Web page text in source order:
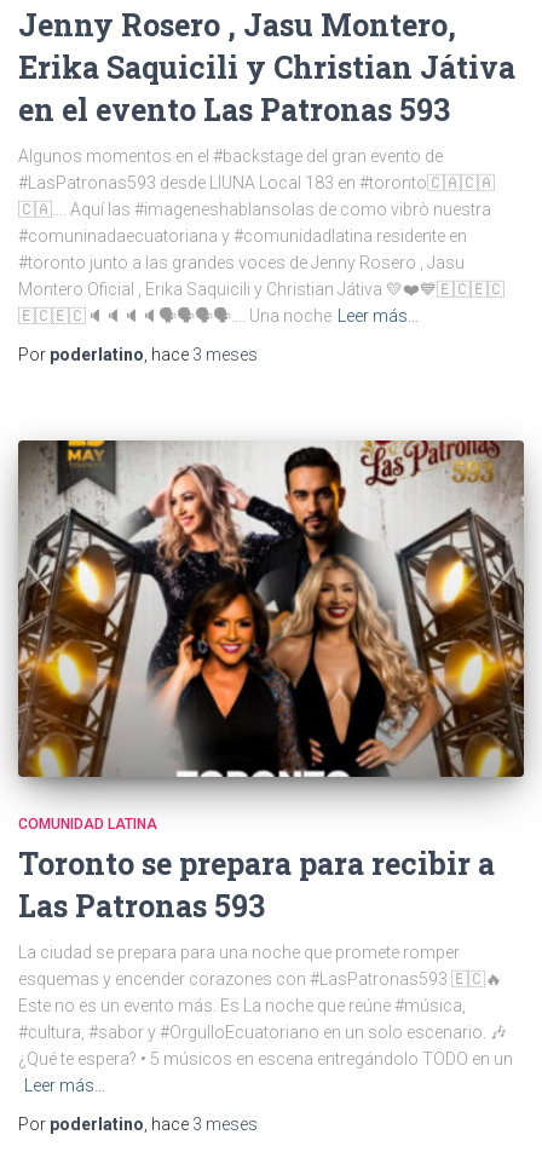
Jenny Rosero , Jasu Montero,
Erika Saquicili y Christian Játiva
en el evento Las Patronas 593
Algunos momentos en el #backstage del gran evento de
#LasPatronas593 desde LIUNA Local 183 en #toronto🇨🇦🇨🇦
🇨🇦…. Aquí las #imageneshablansolas de como vibrò nuestra
#comuninadaecuatoriana y #comunidadlatina residente en
#toronto junto a las grandes voces de Jenny Rosero , Jasu
Montero Oficial , Erika Saquicili y Christian Játiva 💛❤️💙🇪🇨🇪🇨
🇪🇨🇪🇨🔈🔈🔈🔈🗣️🗣️🗣️🗣️…. Una noche
Leer más…
Por poderlatino , hace 3 meses
COMUNIDAD LATINA
Toronto se prepara para recibir a
Las Patronas 593
La ciudad se prepara para una noche que promete romper
esquemas y encender corazones con #LasPatronas593 🇪🇨🔥
Este no es un evento más. Es La noche que reúne #música,
#cultura, #sabor y #OrgulloEcuatoriano en un solo escenario. 🎶
¿Qué te espera? • 5 músicos en escena entregándolo TODO en un
Leer más…
Por poderlatino, hace 3 meses